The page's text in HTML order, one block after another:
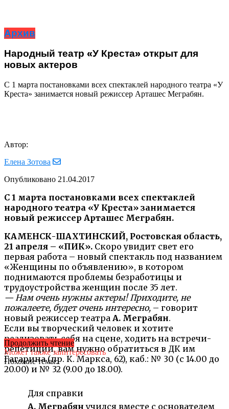
Архив
Народный театр «У Креста» открыт для
новых актеров
С 1 марта постановками всех спектаклей народного театра «У
Креста» занимается новый режиссер Арташес Меграбян.
Автор:
Елена Зотова
Опубликовано 21.04.2017
С 1 марта постановками всех спектаклей
народного театра «У Креста» занимается
новый режиссер Арташес Меграбян.
КАМЕНСК-ШАХТИНСКИЙ, Ростовская область,
21 апреля – «ПИК». Скоро увидит свет его
первая работа – новый спектакль под названием
«Женщины по объявлению», в котором
поднимаются проблемы безработицы и
трудоустройства женщин после 35 лет.
— Нам очень нужны актеры! Приходите, не
пожалеете, будет очень интересно, – говорит
новый режиссер театра А. Меграбян.
Если вы творческий человек и хотите
реализовать себя на сцене, ходить на встречи-
репетиции, вам нужно обратиться в ДК им
Гагарина (пр. К. Маркса, 62), каб.: № 30 (с 14.00 до
20.00) и № 32 (9.00 до 18.00).
Для справки
А. Меграбян учился вместе с основателем
Продолжить чтение
Может также заинтересовать
Похожие темы: